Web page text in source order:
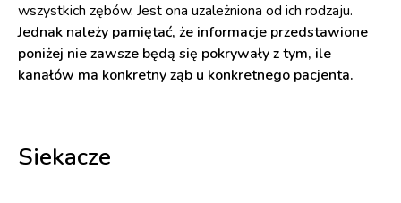
wszystkich zębów. Jest ona uzależniona od ich rodzaju.
Jednak należy pamiętać, że informacje przedstawione
poniżej nie zawsze będą się pokrywały z tym, ile
kanałów ma konkretny ząb u konkretnego pacjenta.
Siekacze